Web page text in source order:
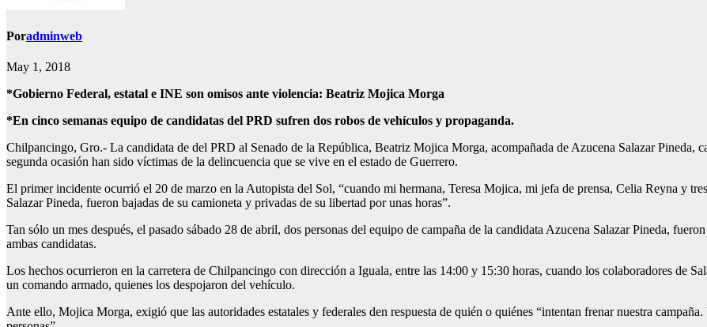
Poradminweb
May 1, 2018
*Gobierno Federal, estatal e INE son omisos ante violencia: Beatriz Mojica Morga
*En cinco semanas equipo de candidatas del PRD sufren dos robos de vehículos y propaganda.
Chilpancingo, Gro.- La candidata de del PRD al Senado de la República, Beatriz Mojica Morga, acompañada de Azucena Salazar Pineda,
segunda ocasión han sido víctimas de la delincuencia que se vive en el estado de Guerrero.
El primer incidente ocurrió el 20 de marzo en la Autopista del Sol, “cuando mi hermana, Teresa Mojica, mi jefa de prensa, Celia Reyna y
Salazar Pineda, fueron bajadas de su camioneta y privadas de su libertad por unas horas”.
Tan sólo un mes después, el pasado sábado 28 de abril, dos personas del equipo de campaña de la candidata Azucena Salazar Pineda,
ambas candidatas.
Los hechos ocurrieron en la carretera de Chilpancingo con dirección a Iguala, entre las 14:00 y 15:30 horas, cuando los colaboradores de
un comando armado, quienes los despojaron del vehículo.
Ante ello, Mojica Morga, exigió que las autoridades estatales y federales den respuesta de quién o quiénes “intentan frenar nuestra